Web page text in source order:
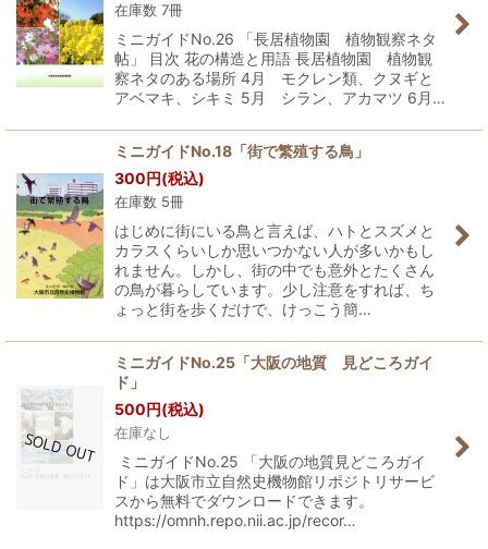
在庫数 7冊
ミニガイドNo.26 「長居植物園 植物観察ネタ
帖」 目次 花の構造と用語 長居植物園 植物観
察ネタのある場所 4月 モクレン類、クヌギと
アベマキ、シキミ 5月 シラン、アカマツ 6月…
ミニガイドNo.18「街で繁殖する鳥」
300円(税込)
在庫数 5冊
はじめに街にいる鳥と言えば、ハトとスズメと
カラスくらいしか思いつかない人が多いかもし
れません。しかし、街の中でも意外とたくさん
の鳥が暮らしています。少し注意をすれば、ち
ょっと街を歩くだけで、けっこう簡…
ミニガイドNo.25「大阪の地質 見どころガイ
ド」
500円(税込)
在庫なし
ミニガイドNo.25 「大阪の地質見どころガイ
ド」は大阪市立自然史機物館リポジトリサービ
スから無料でダウンロードできます。
https://omnh.repo.nii.ac.jp/recor…